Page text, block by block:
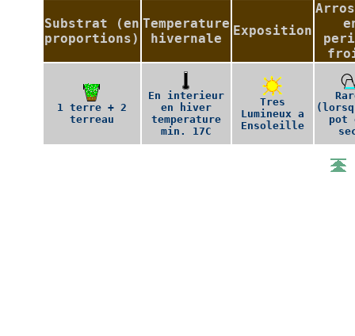
Substrat (en
proportions)
Temperature
hivernale
Exposition
1 terre + 2
terreau
En interieur
en hiver
temperature
min. 17C
Tres
Lumineux a
Ensoleille
pot